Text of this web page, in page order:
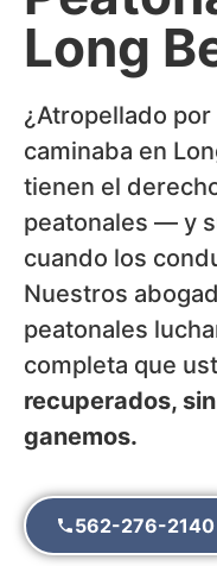
Long
¿Atropellado
caminaba en
tienen el
peatonales — y
cuando los
Nuestros
peatonales
completa que
recuperados,
ganemos.
562-276-2140